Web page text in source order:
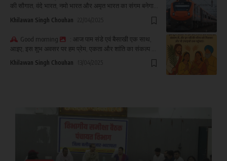
की सौगात, वंदे भारत, नमो भारत और अमृत भारत का संगम बनेगा
Khilawan Singh Chouhan
Good morning
: आज पाम संडे एवं बैसाखी एक साथ,
आइए, इस शुभ अवसर पर हम प्रेम, एकता और शांति का संकल्प लें,
और इन पर्वों की गरिमा को मिलकर और भी ऊंचाइयों तक पहुँचाएं।
Khilawan Singh Chouhan